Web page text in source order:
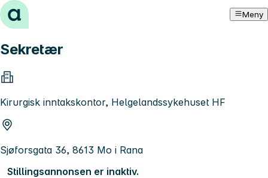
Hopp til innhold Meny
Sekretær
Kirurgisk inntakskontor, Helgelandssykehuset HF
Sjøforsgata 36, 8613 Mo i Rana
Stillingsannonsen er inaktiv.